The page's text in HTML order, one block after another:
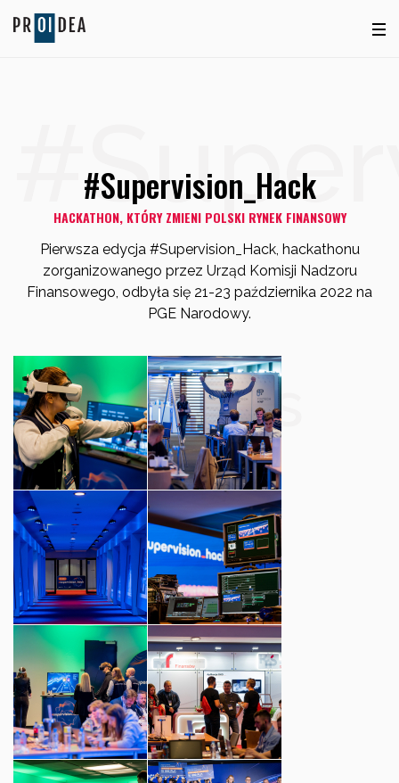
#Supervision_Hack
HACKATHON, KTÓRY ZMIENI POLSKI RYNEK FINANSOWY
Pierwsza edycja #Supervision_Hack, hackathonu
zorganizowanego przez Urząd Komisji Nadzoru
Finansowego, odbyła się 21-23 października 2022 na
PGE Narodowy.
Photos